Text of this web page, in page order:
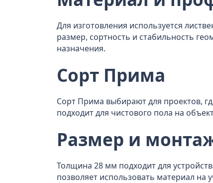
Для изготовления используется
размер, сортность и стабильность
назначения.
Сорт Прима
Сорт Прима выбирают для проектов,
подходит для чистового пола на
Размер и
Толщина 28 мм подходит для
позволяет использовать материал на